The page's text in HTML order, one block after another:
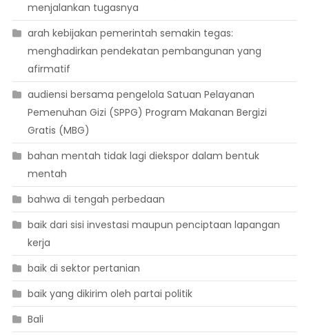
menjalankan tugasnya
arah kebijakan pemerintah semakin tegas:
menghadirkan pendekatan pembangunan yang
afirmatif
audiensi bersama pengelola Satuan Pelayanan
Pemenuhan Gizi (SPPG) Program Makanan Bergizi
Gratis (MBG)
bahan mentah tidak lagi diekspor dalam bentuk
mentah
bahwa di tengah perbedaan
baik dari sisi investasi maupun penciptaan lapangan
kerja
baik di sektor pertanian
baik yang dikirim oleh partai politik
Bali